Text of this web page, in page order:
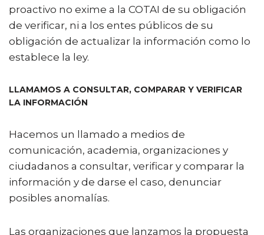
proactivo no exime a la COTAI de su obligación
de verificar, ni a los entes públicos de su
obligación de actualizar la información como lo
establece la ley.
LLAMAMOS A CONSULTAR, COMPARAR Y VERIFICAR
LA INFORMACIÓN
Hacemos un llamado a medios de
comunicación, academia, organizaciones y
ciudadanos a consultar, verificar y comparar la
información y de darse el caso, denunciar
posibles anomalías.
Las organizaciones que lanzamos la propuesta